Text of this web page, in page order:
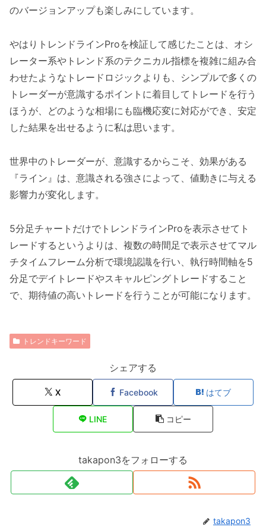
のバージョンアップも楽しみにしています。
やはりトレンドラインProを検証して感じたことは、オシ
レーター系やトレンド系のテクニカル指標を複雑に組み合
わせたようなトレードロジックよりも、シンプルで多くの
トレーダーが意識するポイントに着目してトレードを行う
ほうが、どのような相場にも臨機応変に対応ができ、安定
した結果を出せるように私は思います。
世界中のトレーダーが、意識するからこそ、効果がある
『ライン』は、意識される強さによって、値動きに与える
影響力が変化します。
5分足チャートだけでトレンドラインProを表示させてト
レードするというよりは、複数の時間足で表示させてマル
チタイムフレーム分析で環境認識を行い、執行時間軸を5
分足でデイトレードやスキャルピングトレードすること
で、期待値の高いトレードを行うことが可能になります。
トレンドキーワード
シェアする
X Facebook はてブ
LINE コピー
takapon3をフォローする
takapon3